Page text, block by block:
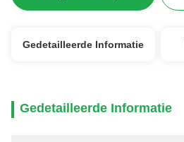
Gedetailleerde Informatie
Gedetailleerde Informatie